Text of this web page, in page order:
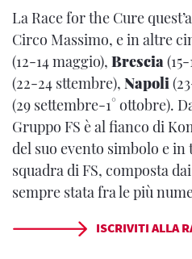
La Race for the Cure
Circo Massimo, e in altre
(12-14 maggio), Brescia
(22-24 sttembre), Napoli
(29 settembre-1° ottobre).
Gruppo FS è al fianco di
del suo evento simbolo e
squadra di FS, composta
sempre stata fra le più
ISCRIVITI ALLA